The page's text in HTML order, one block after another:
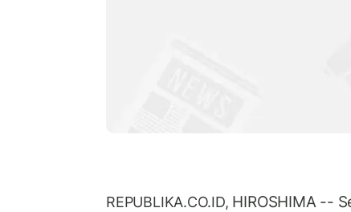
REPUBLIKA.CO.ID, HIROSHIMA --